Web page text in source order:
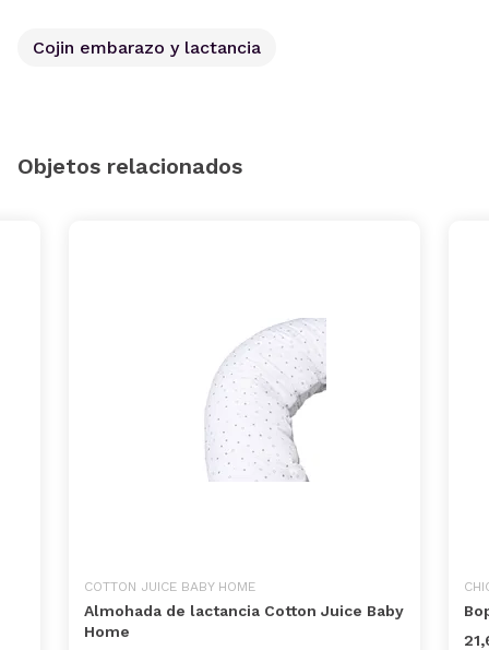
Cojin embarazo y lactancia
Objetos relacionados
COTTON JUICE BABY HOME
Almohada de lactancia Cotton Juice Baby
Home